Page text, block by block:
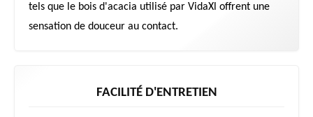
tels que le bois d'acacia utilisé par VidaXl offrent une
sensation de douceur au contact.
FACILITÉ D'ENTRETIEN